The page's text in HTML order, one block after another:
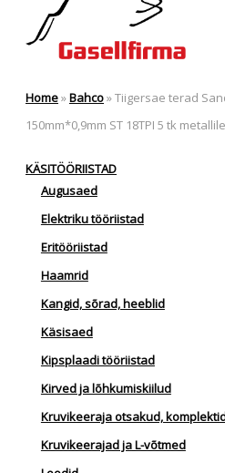
Home»Bahco»Tiigersae terad
150mm*0,9mm ST 18TPI 5 tk metallile
KÄSITÖÖRIISTAD
Augusaed
Elektriku tööriistad
Eritööriistad
Haamrid
Kangid, sõrad, heeblid
Käsisaed
Kipsplaadi tööriistad
Kirved ja lõhkumiskiilud
Kruvikeeraja otsakud,
Kruvikeerajad ja L-võtmed